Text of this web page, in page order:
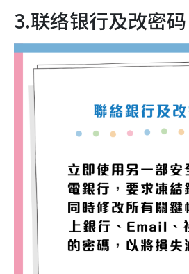
3.联络银行及改密码